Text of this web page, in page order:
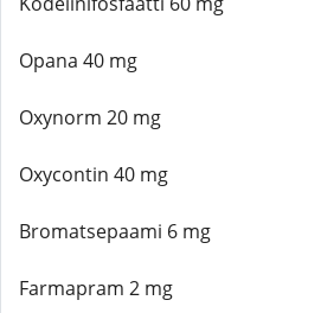
Opana 40 mg
Oxynorm 20 mg
Oxycontin 40 mg
Bromatsepaami 6 mg
Farmapram 2 mg